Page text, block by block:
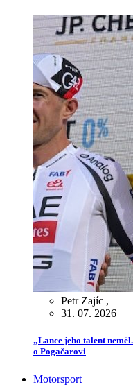
Petr Zajíc ,
31. 07. 2026
„Lance jeho talent
o Pogačarovi
Motorsport